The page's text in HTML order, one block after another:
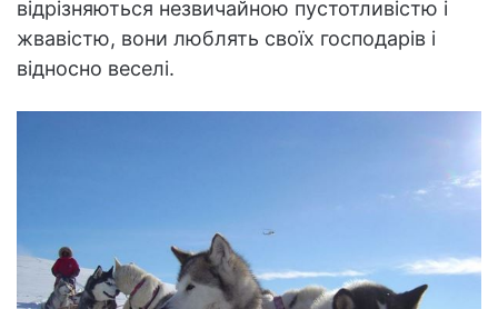
відрізняються незвичайною пустотливістю і
жвавістю, вони люблять своїх господарів і
відносно веселі.